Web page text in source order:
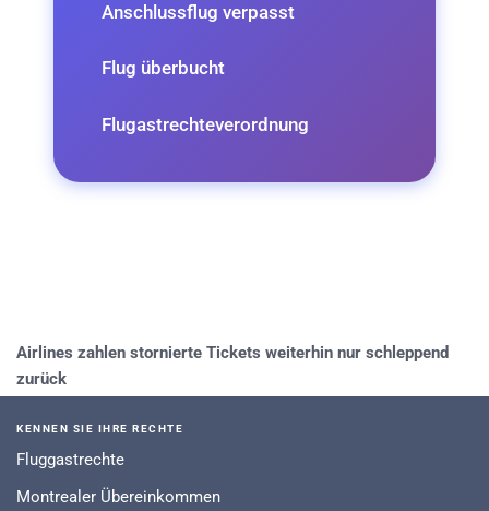
Anschlussflug verpasst
Flug überbucht
Flugastrechteverordnung
Airlines zahlen stornierte Tickets weiterhin nur schleppend
zurück
KENNEN SIE IHRE RECHTE
Fluggastrechte
Montrealer Übereinkommen